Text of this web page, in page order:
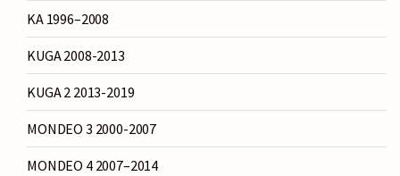
KA 1996–2008
KUGA 2008-2013
KUGA 2 2013-2019
MONDEO 3 2000-2007
MONDEO 4 2007–2014